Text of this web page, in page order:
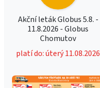
Akční leták Globus 5.8. -
11.8.2026 - Globus
Chomutov
platí do: úterý 11.08.2026